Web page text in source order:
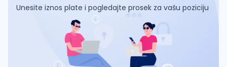
Unesite iznos plate i pogledajte prosek za vašu poziciju